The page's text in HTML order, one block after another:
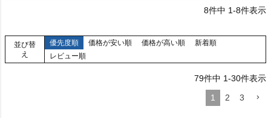
8件中 1-8件表示
並び替
え
優先度順 価格が安い順 価格が高い順
新着順
レビュー順
79件中 1-30件表示
1
2 3